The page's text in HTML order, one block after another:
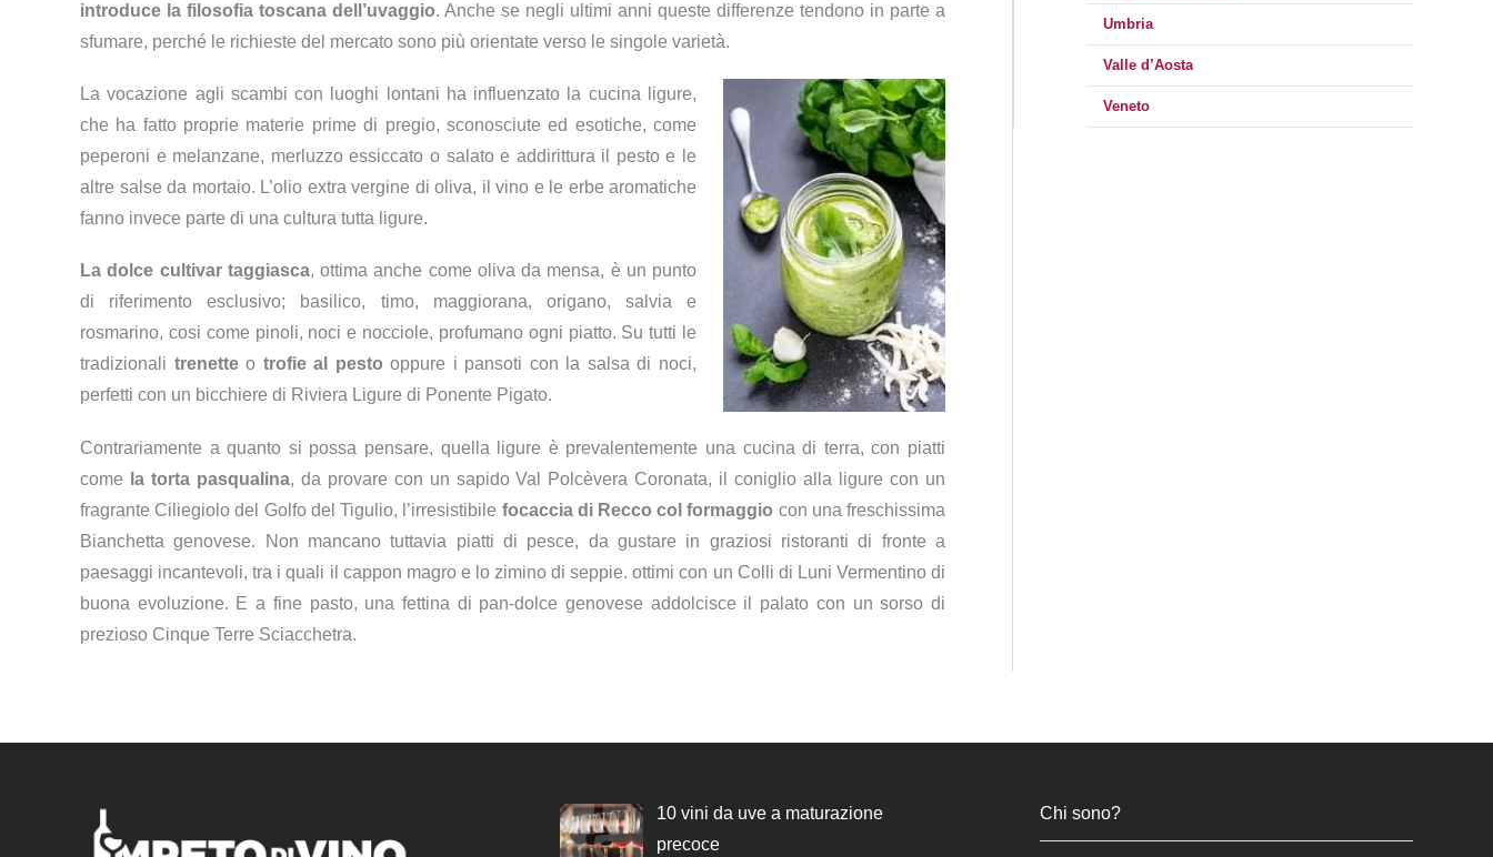
introduce la filosofia toscana dell’uvaggio. Anche se negli ultimi anni queste differenze tendono in parte a
sfumare, perché le richieste del mercato sono più orientate verso le singole varietà.
La vocazione agli scambi con luoghi lontani ha influenzato la cucina ligure,
che ha fatto proprie materie prime di pregio, sconosciute ed esotiche, come
peperoni e melanzane, merluzzo essiccato o salato e addirittura il pesto e le
altre salse da mortaio. L’olio extra vergine di oliva, il vino e le erbe aromatiche
fanno invece parte di una cultura tutta ligure.
La dolce cultivar taggiasca, ottima anche come oliva da mensa, è un punto
di riferimento esclusivo; basilico, timo, maggiorana, origano, salvia e
rosmarino, cosi come pinoli, noci e nocciole, profumano ogni piatto. Su tutti le
tradizionali trenetteo trofie al pesto oppure i pansoti con la salsa di noci,
perfetti con un bicchiere di Riviera Ligure di Ponente Pigato.
Contrariamente a quanto si possa pensare, quella ligure è prevalentemente una cucina di terra, con piatti
come
la torta pasqualina, da provare con un sapido Val Polcèvera Coronata, il coniglio alla ligure con un
fragrante Ciliegiolo del Golfo del Tigulio, l’irresistibile focaccia di Recco col formaggio con una freschissima
Bianchetta genovese. Non mancano tuttavia piatti di pesce, da gustare in graziosi ristoranti di fronte a
paesaggi incantevoli, tra i quali il cappon magro e lo zimino di seppie. ottimi con un Colli di Luni Vermentino di
buona evoluzione. E a fine pasto, una fettina di pan-dolce genovese addolcisce il palato con un sorso di
prezioso Cinque Terre Sciacchetra.
Umbria
Valle d’Aosta
Veneto
10 vini da uve a maturazione
precoce
Chi sono?